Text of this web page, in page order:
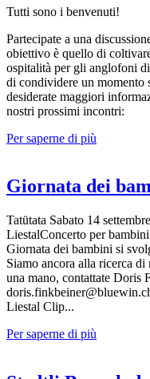
Tutti sono i benvenuti!
Partecipate a una
obiettivo è quello di
ospitalità per gli anglofoni
di condividere un momento
desiderate maggiori
nostri prossimi incontri:
Per saperne di più
Giornata dei
Tatütata Sabato 14
LiestalConcerto per
Giornata dei bambini si
Siamo ancora alla ricerca
una mano, contattate Doris
Liestal Clip...
Per saperne di più